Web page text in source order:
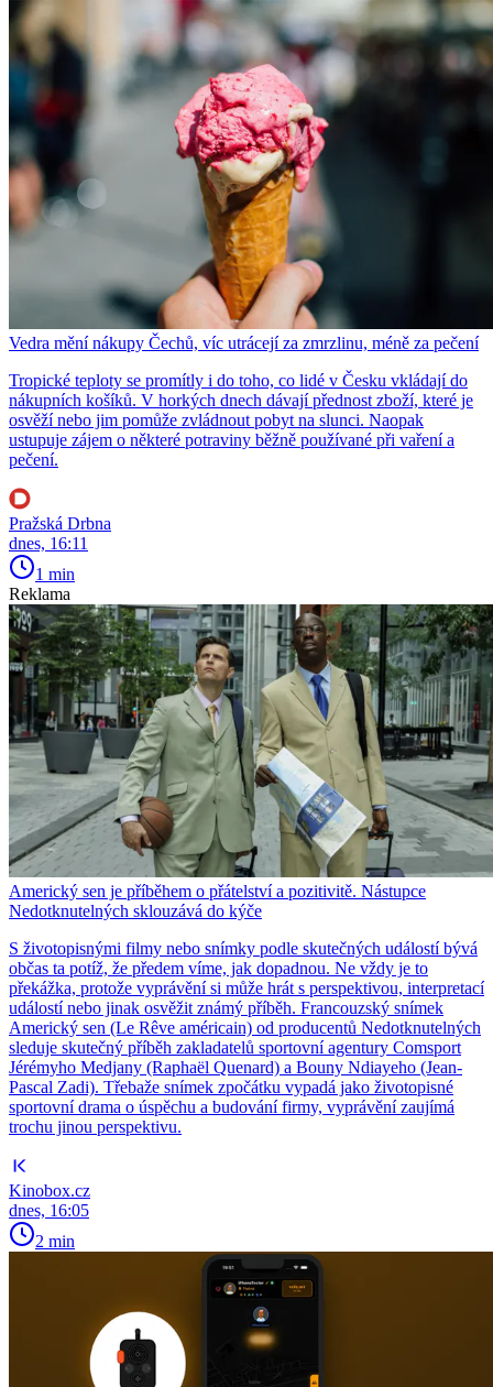
Vedra mění nákupy Čechů, víc utrácejí za zmrzlinu, méně za pečení
Tropické teploty se promítly i do toho, co lidé v Česku vkládají do
nákupních košíků. V horkých dnech dávají přednost zboží, které je
osvěží nebo jim pomůže zvládnout pobyt na slunci. Naopak
ustupuje zájem o některé potraviny běžně používané při vaření a
pečení.
Pražská Drbna
dnes, 16:11
1 min
Reklama
Americký sen je příběhem o přátelství a pozitivitě. Nástupce
Nedotknutelných sklouzává do kýče
S životopisnými filmy nebo snímky podle skutečných událostí bývá
občas ta potíž, že předem víme, jak dopadnou. Ne vždy je to
překážka, protože vyprávění si může hrát s perspektivou, interpretací
událostí nebo jinak osvěžit známý příběh. Francouzský snímek
Americký sen (Le Rêve américain) od producentů Nedotknutelných
sleduje skutečný příběh zakladatelů sportovní agentury Comsport
Jérémyho Medjany (Raphaël Quenard) a Bouny Ndiayeho (Jean-
Pascal Zadi). Třebaže snímek zpočátku vypadá jako životopisné
sportovní drama o úspěchu a budování firmy, vyprávění zaujímá
trochu jinou perspektivu.
Kinobox.cz
dnes, 16:05
2 min